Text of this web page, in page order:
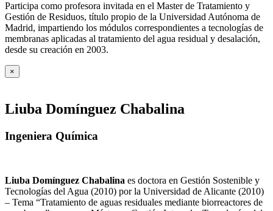
Participa como profesora invitada en el Master de Tratamiento y
Gestión de Residuos, título propio de la Universidad Autónoma de
Madrid, impartiendo los módulos correspondientes a tecnologías de
membranas aplicadas al tratamiento del agua residual y desalación,
desde su creación en 2003.
×
Liuba Domínguez Chabalina
Ingeniera Química
Liuba Domínguez Chabalina es doctora en Gestión Sostenible y
Tecnologías del Agua (2010) por la Universidad de Alicante (2010)
– Tema “Tratamiento de aguas residuales mediante biorreactores de